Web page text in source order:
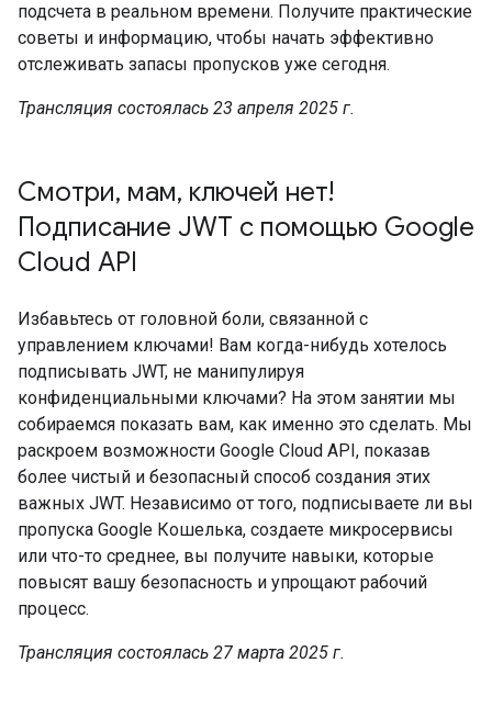
подсчета в реальном времени. Получите практические
советы и информацию, чтобы начать эффективно
отслеживать запасы пропусков уже сегодня.
Трансляция состоялась 23 апреля 2025 г.
Смотри, мам, ключей нет!
Подписание JWT с помощью Google
Cloud API
Избавьтесь от головной боли, связанной с
управлением ключами! Вам когда-нибудь хотелось
подписывать JWT, не манипулируя
конфиденциальными ключами? На этом занятии мы
собираемся показать вам, как именно это сделать. Мы
раскроем возможности Google Cloud API, показав
более чистый и безопасный способ создания этих
важных JWT. Независимо от того, подписываете ли вы
пропуска Google Кошелька, создаете микросервисы
или что-то среднее, вы получите навыки, которые
повысят вашу безопасность и упрощают рабочий
процесс.
Трансляция состоялась 27 марта 2025 г.